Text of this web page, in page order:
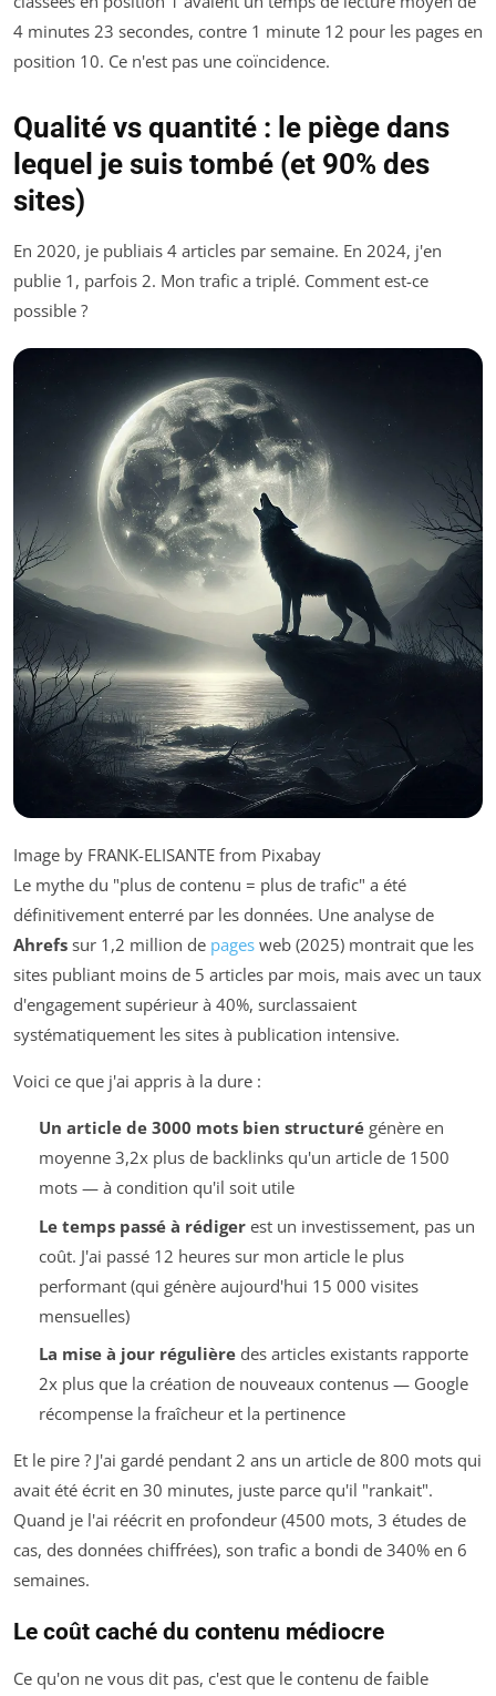
4 minutes 23 secondes, contre 1 minute 12 pour les pages en
position 10. Ce n'est pas une coïncidence.
Qualité vs quantité : le piège dans
lequel je suis tombé (et 90% des
sites)
En 2020, je publiais 4 articles par semaine. En 2024, j'en
publie 1, parfois 2. Mon trafic a triplé. Comment est-ce
possible ?
Image by FRANK-ELISANTE from Pixabay
Le mythe du "plus de contenu = plus de trafic" a été
définitivement enterré par les données. Une analyse de
Ahrefs sur 1,2 million de pages web (2025) montrait que les
sites publiant moins de 5 articles par mois, mais avec un taux
d'engagement supérieur à 40%, surclassaient
systématiquement les sites à publication intensive.
Voici ce que j'ai appris à la dure :
Un article de 3000 mots bien structurégénère en
moyenne 3,2x plus de backlinks qu'un article de 1500
mots — à condition qu'il soit utile
Le temps passé à rédigerest un investissement, pas un
coût. J'ai passé 12 heures sur mon article le plus
performant (qui génère aujourd'hui 15 000 visites
mensuelles)
La mise à jour régulièredes articles existants rapporte
2x plus que la création de nouveaux contenus — Google
récompense la fraîcheur et la pertinence
Et le pire ? J'ai gardé pendant 2 ans un article de 800 mots qui
avait été écrit en 30 minutes, juste parce qu'il "rankait".
Quand je l'ai réécrit en profondeur (4500 mots, 3 études de
cas, des données chiffrées), son trafic a bondi de 340% en 6
semaines.
Le coût caché du contenu médiocre
Ce qu'on ne vous dit pas, c'est que le contenu de faible